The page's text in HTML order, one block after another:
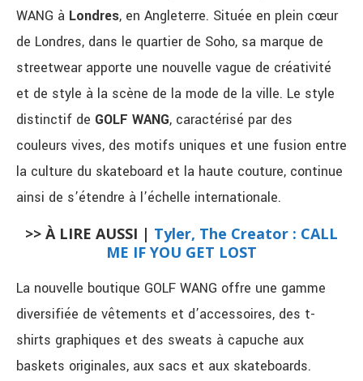
WANG à Londres, en Angleterre. Située en plein cœur
de Londres, dans le quartier de Soho, sa marque de
streetwear apporte une nouvelle vague de créativité
et de style à la scène de la mode de la ville. Le style
distinctif de GOLF WANG, caractérisé par des
couleurs vives, des motifs uniques et une fusion entre
la culture du skateboard et la haute couture, continue
ainsi de s’étendre à l’échelle internationale.
>> À LIRE AUSSI | Tyler, The Creator : CALL
ME IF YOU GET LOST
La nouvelle boutique GOLF WANG offre une gamme
diversifiée de vêtements et d’accessoires, des t-
shirts graphiques et des sweats à capuche aux
baskets originales, aux sacs et aux skateboards.